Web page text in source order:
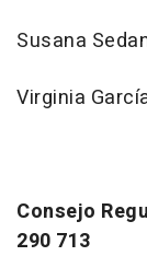
Susana
Virginia
Consejo
290 713